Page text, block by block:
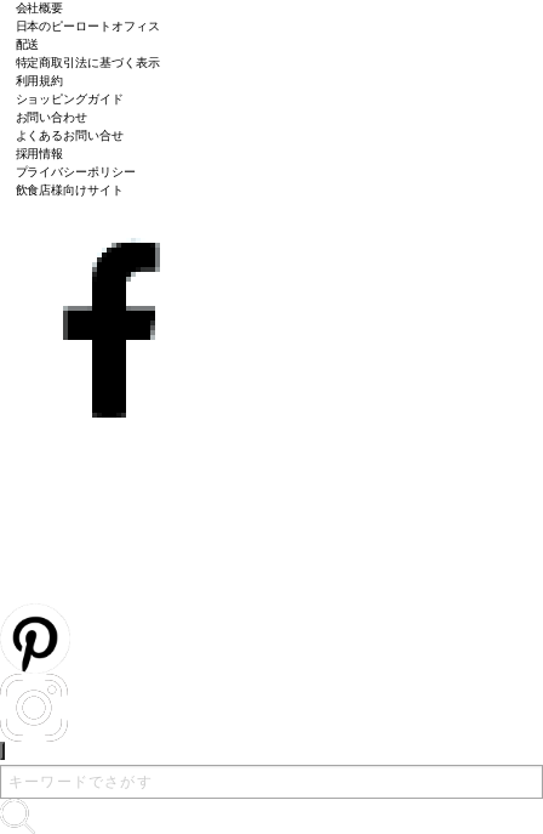
会社概要
日本のピーロートオフィス
配送
特定商取引法に基づく表示
利用規約
ショッピングガイド
お問い合わせ
よくあるお問い合せ
採用情報
プライバシーポリシー
飲食店様向けサイト